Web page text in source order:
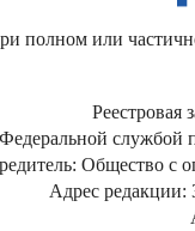
полном или
службой
Общество с
Адрес редакции: